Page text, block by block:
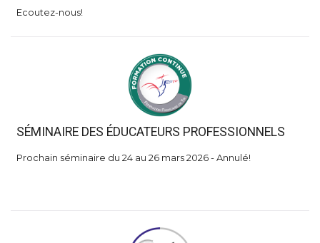
Ecoutez-nous!
SÉMINAIRE DES ÉDUCATEURS PROFESSIONNELS
Prochain séminaire du 24 au 26 mars 2026 - Annulé!